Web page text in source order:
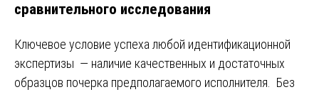
сравнительного исследования
Ключевое условие успеха любой идентификационной
экспертизы — наличие качественных и достаточных
образцов почерка предполагаемого исполнителя. Без